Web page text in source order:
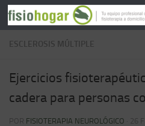
Saltar al contenido
ESCLEROSIS MÚLTIPLE
Ejercicios
cadera para personas
POR FISIOTERAPIA NEUROLÓGICO · 26